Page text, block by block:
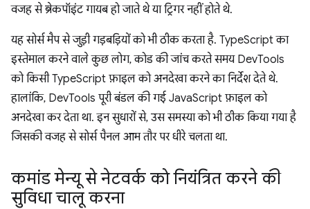
वजह से ब्रेकपॉइंट गायब हो जाते थे या ट्रिगर नहीं होते थे.
यह सोर्स मैप से जुड़ी गड़बड़ियों को भी ठीक करता है. TypeScript का
इस्तेमाल करने वाले कुछ लोग, कोड की जांच करते समय DevTools
को किसी TypeScript फ़ाइल को अनदेखा करने का निर्देश देते थे.
हालांकि, DevTools पूरी बंडल की गई JavaScript फ़ाइल को
अनदेखा कर देता था. इन सुधारों से, उस समस्या को भी ठीक किया गया है
जिसकी वजह से सोर्स पैनल आम तौर पर धीरे चलता था.
कमांड मेन्यू से नेटवर्क को नियंत्रित करने की
सुविधा चालू करना